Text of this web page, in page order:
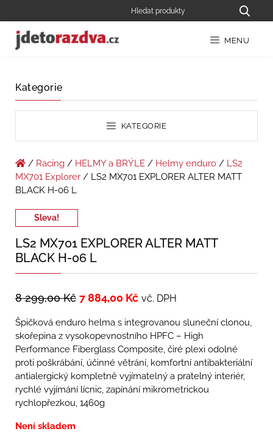
MENU
Kategorie
KATEGORIE
/ Racing / HELMY a BRÝLE / Helmy enduro / LS2
MX701 Explorer / LS2 MX701 EXPLORER ALTER MATT
BLACK H-06 L
Sleva!
LS2 MX701 EXPLORER ALTER MATT
BLACK H-06 L
8 299,00Kč 7 884,00 Kč vč. DPH
Špičková enduro helma s integrovanou sluneční clonou,
skořepina z vysokopevnostního HPFC – High
Performance Fiberglass Composite, čiré plexi odolné
proti poškrábání, účinné větrání, komfortní antibakteriální
antialergický kompletně vyjímatelný a pratelný interiér,
rychlé vyjímání lícnic, zapínání mikrometrickou
rychlopřezkou, 1460g
Není skladem